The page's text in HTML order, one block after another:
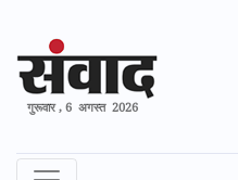
गुरूवार , 6 अगस्त 2026